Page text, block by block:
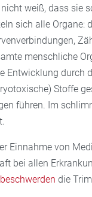
weiß, dass sie
sich alle Organe:
menschliche
Entwicklung durch
Stoffe
führen. Im
Einnahme von
bei allen
die